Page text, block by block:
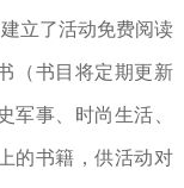
立了活动免费阅读
（书目将定期更新
军事、时尚生活、
的书籍，供活动对